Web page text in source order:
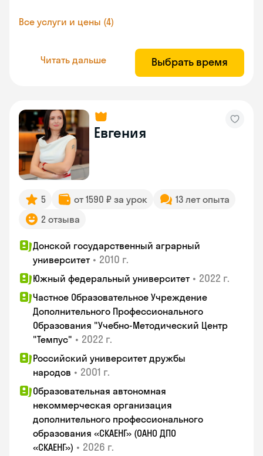
Все услуги и цены (4)
Читать дальше Выбрать время
Евгения
5 от 1590 ₽ за урок
13 лет опыта
2 отзыва
Донской государственный аграрный
университет • 2010 г.
Южный федеральный университет • 2022 г.
Частное Образовательное Учреждение
Дополнительного Профессионального
Образования "Учебно-Методический Центр
"Темпус" • 2022 г.
Российский университет дружбы
народов • 2001 г.
Образовательная автономная
некоммерческая организация
дополнительного профессионального
образования «СКАЕНГ» (ОАНО ДПО
«СКАЕНГ») • 2026 г.